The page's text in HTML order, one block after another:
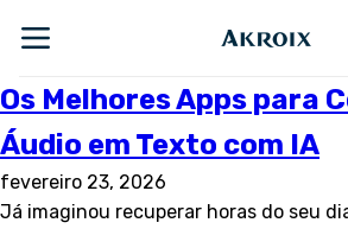
Os Melhores Apps para
Áudio em Texto com IA
fevereiro 23, 2026
Já imaginou recuperar horas do seu